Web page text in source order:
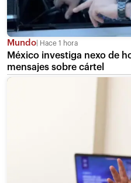
Mundo Hace 1 hora
México investiga nexo de
mensajes sobre cártel